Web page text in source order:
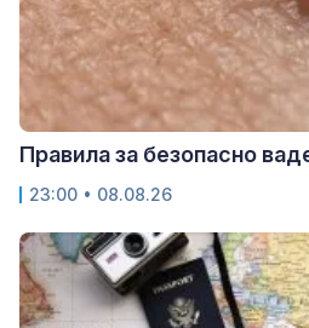
Правила за безопасно
23:00 • 08.08.26